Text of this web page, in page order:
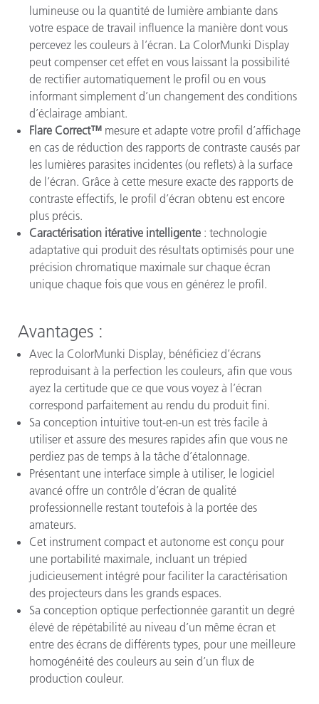
lumineuse ou la quantité de lumière ambiante dans
votre espace de travail influence la manière dont vous
percevez les couleurs à l’écran. La ColorMunki Display
peut compenser cet effet en vous laissant la possibilité
de rectifier automatiquement le profil ou en vous
informant simplement d’un changement des conditions
d’éclairage ambiant.
Flare Correct™ mesure et adapte votre profil d’affichage
en cas de réduction des rapports de contraste causés par
les lumières parasites incidentes (ou reflets) à la surface
de l’écran. Grâce à cette mesure exacte des rapports de
contraste effectifs, le profil d’écran obtenu est encore
plus précis.
Caractérisation itérative intelligente : technologie
adaptative qui produit des résultats optimisés pour une
précision chromatique maximale sur chaque écran
unique chaque fois que vous en générez le profil.
Avantages :
Avec la ColorMunki Display, bénéficiez d’écrans
reproduisant à la perfection les couleurs, afin que vous
ayez la certitude que ce que vous voyez à l’écran
correspond parfaitement au rendu du produit fini.
Sa conception intuitive tout-en-un est très facile à
utiliser et assure des mesures rapides afin que vous ne
perdiez pas de temps à la tâche d’étalonnage.
Présentant une interface simple à utiliser, le logiciel
avancé offre un contrôle d’écran de qualité
professionnelle restant toutefois à la portée des
amateurs.
Cet instrument compact et autonome est conçu pour
une portabilité maximale, incluant un trépied
judicieusement intégré pour faciliter la caractérisation
des projecteurs dans les grands espaces.
Sa conception optique perfectionnée garantit un degré
élevé de répétabilité au niveau d’un même écran et
entre des écrans de différents types, pour une meilleure
homogénéité des couleurs au sein d’un flux de
production couleur.